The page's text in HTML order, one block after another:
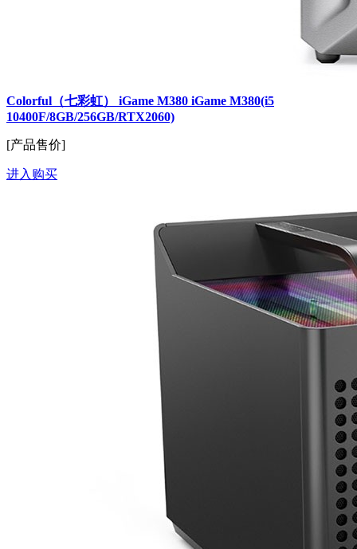
Colorful（七彩虹） iGame M380 iGame M380(i5
10400F/8GB/256GB/RTX2060)
[产品售价]
进入购买